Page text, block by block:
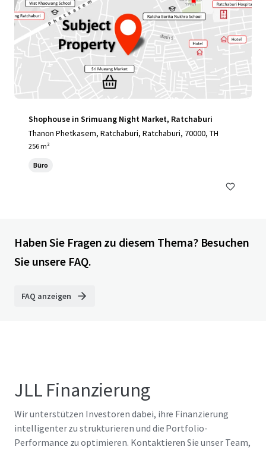
Shophouse in Srimuang Night Market, Ratchaburi
Thanon Phetkasem, Ratchaburi, Ratchaburi, 70000, TH
256 m²
Büro
Haben Sie Fragen zu diesem Thema? Besuchen
Sie unsere FAQ.
FAQ anzeigen
JLL Finanzierung
Wir unterstützen Investoren dabei, ihre Finanzierung
intelligenter zu strukturieren und die Portfolio-
Performance zu optimieren. Kontaktieren Sie unser Team,